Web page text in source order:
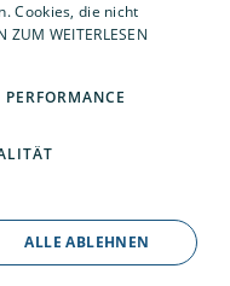
Cookies, die nicht
WEITERLESEN
PERFORMANCE
ALLE ABLEHNEN